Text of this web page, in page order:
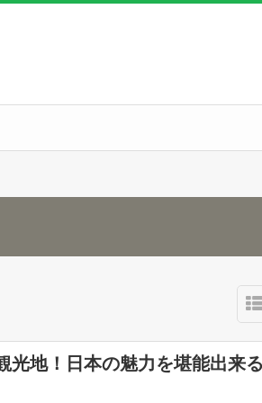
光地！日本の魅力を堪能出来